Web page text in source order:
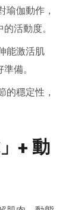
瑜伽動作，
活動度。
能激活肌
備。
的穩定性，
+ 動